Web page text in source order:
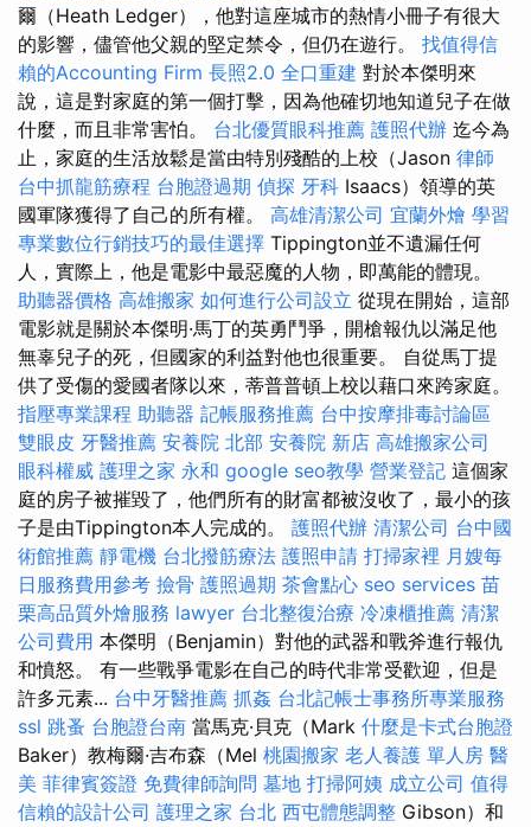
爾（Heath Ledger），他對這座城市的熱情小冊子有很大
的影響，儘管他父親的堅定禁令，但仍在遊行。 找值得信
賴的Accounting Firm 長照2.0 全口重建 對於本傑明來
說，這是對家庭的第一個打擊，因為他確切地知道兒子在做
什麼，而且非常害怕。 台北優質眼科推薦 護照代辦 迄今為
止，家庭的生活放鬆是當由特別殘酷的上校（Jason 律師
台中抓龍筋療程 台胞證過期 偵探 牙科 Isaacs）領導的英
國軍隊獲得了自己的所有權。 高雄清潔公司 宜蘭外燴 學習
專業數位行銷技巧的最佳選擇 Tippington並不遺漏任何
人，實際上，他是電影中最惡魔的人物，即萬能的體現。
助聽器價格 高雄搬家 如何進行公司設立 從現在開始，這部
電影就是關於本傑明·馬丁的英勇鬥爭，開槍報仇以滿足他
無辜兒子的死，但國家的利益對他也很重要。 自從馬丁提
供了受傷的愛國者隊以來，蒂普普頓上校以藉口來跨家庭。
指壓專業課程 助聽器 記帳服務推薦 台中按摩排毒討論區
雙眼皮 牙醫推薦 安養院 北部 安養院 新店 高雄搬家公司
眼科權威 護理之家 永和 google seo教學 營業登記 這個家
庭的房子被摧毀了，他們所有的財富都被沒收了，最小的孩
子是由Tippington本人完成的。 護照代辦 清潔公司 台中國
術館推薦 靜電機 台北撥筋療法 護照申請 打掃家裡 月嫂每
日服務費用參考 撿骨 護照過期 茶會點心 seo services 苗
栗高品質外燴服務 lawyer 台北整復治療 冷凍櫃推薦 清潔
公司費用 本傑明（Benjamin）對他的武器和戰斧進行報仇
和憤怒。 有一些戰爭電影在自己的時代非常受歡迎，但是
許多元素... 台中牙醫推薦 抓姦 台北記帳士事務所專業服務
ssl 跳蚤 台胞證台南 當馬克·貝克（Mark 什麼是卡式台胞證
Ba​​ker）教梅爾·吉布森（Mel 桃園搬家 老人養護 單人房 醫
美 菲律賓簽證 免費律師詢問 墓地 打掃阿姨 成立公司 值得
信賴的設計公司 護理之家 台北 西屯體態調整 Gibson）和